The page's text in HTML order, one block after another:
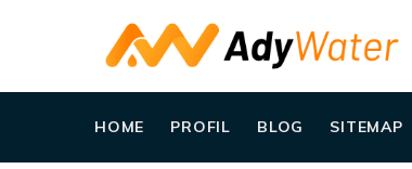
HOME PROFIL BLOG SITEMAP